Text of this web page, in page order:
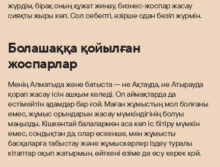
жүрдім, бірақ оның құжат жинау, бизнес-жоспар жасау
сияқты жыры көп. Сол себепті, әзірше одан безіп жүрмін.
Болашаққа қойылған
жоспарлар
Менің Алматыда және батыста — не Ақтауда, не Атырауда
қорап жасау ісін ашқым келеді. Ол аймақтарда да
естімейтін адамдар бар ғой. Маған жұмыстың мол болғаны
емес, жұмыс орындарын жасау мүмкіндігінің болуы
маңызды. Кішкентай балалармен аса көп іс бітіру мүмкін
емес, сондықтан да, олар өскенше, мен жұмысты
басқаларға табыстау және жұмыскерлер іздеу туралы
кітаптар оқып жатырмын, өйткені өзіме де өсу керек қой.